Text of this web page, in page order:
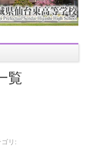
覧
ゴリ: